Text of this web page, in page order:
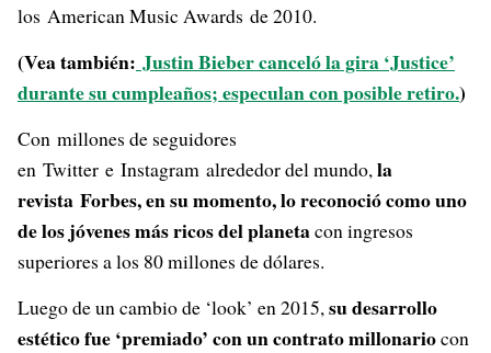
los American Music Awards de 2010.
(Vea también: Justin Bieber canceló la gira ‘Justice’
durante su cumpleaños; especulan con posible retiro.)
Con millones de seguidores
en Twitter e Instagram alrededor del mundo, la
revista Forbes, en su momento, lo reconoció como uno
de los jóvenes más ricos del planetacon ingresos
superiores a los 80 millones de dólares.
Luego de un cambio de ‘look’ en 2015, su desarrollo
estético fue ‘premiado’ con un contrato millonariocon